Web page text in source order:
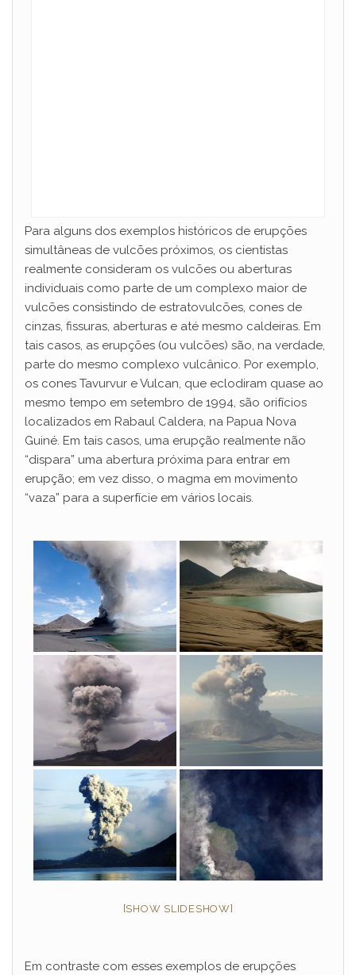
Para alguns dos exemplos históricos de erupções
simultâneas de vulcões próximos, os cientistas
realmente consideram os vulcões ou aberturas
individuais como parte de um complexo maior de
vulcões consistindo de estratovulcões, cones de
cinzas, fissuras, aberturas e até mesmo caldeiras. Em
tais casos, as erupções (ou vulcões) são, na verdade,
parte do mesmo complexo vulcânico. Por exemplo,
os cones Tavurvur e Vulcan, que eclodiram quase ao
mesmo tempo em setembro de 1994, são orifícios
localizados em Rabaul Caldera, na Papua Nova
Guiné. Em tais casos, uma erupção realmente não
“dispara” uma abertura próxima para entrar em
erupção; em vez disso, o magma em movimento
“vaza” para a superfície em vários locais.
[SHOW SLIDESHOW]
Em contraste com esses exemplos de erupções